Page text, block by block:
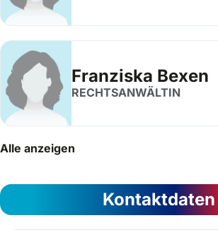
Franziska Bexen
RECHTSANWÄLTIN
Alle anzeigen
Kontaktdaten